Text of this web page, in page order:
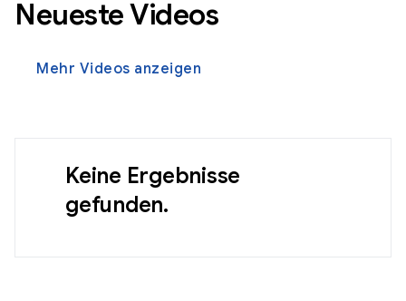
Neueste Videos
Mehr Videos anzeigen
Keine Ergebnisse
gefunden.